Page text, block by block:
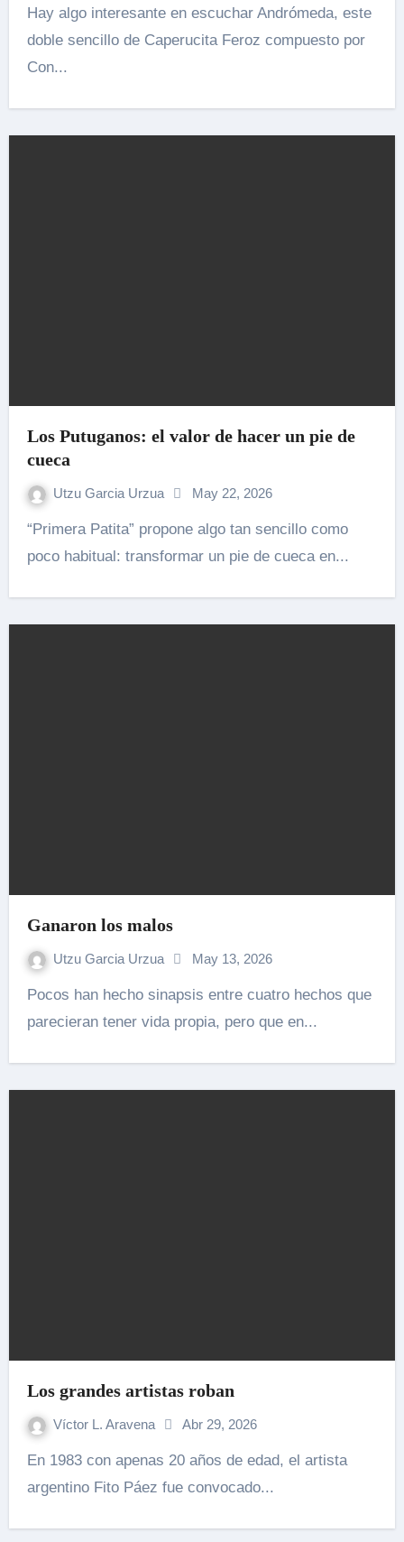
Hay algo interesante en escuchar Andrómeda, este
doble sencillo de Caperucita Feroz compuesto por
Con...
Los Putuganos: el valor de hacer un pie de
cueca
Utzu Garcia Urzua May 22, 2026
“Primera Patita” propone algo tan sencillo como
poco habitual: transformar un pie de cueca en...
Ganaron los malos
Utzu Garcia Urzua May 13, 2026
Pocos han hecho sinapsis entre cuatro hechos que
parecieran tener vida propia, pero que en...
Los grandes artistas roban
Víctor L. Aravena Abr 29, 2026
En 1983 con apenas 20 años de edad, el artista
argentino Fito Páez fue convocado...